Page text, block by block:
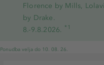
Florence by Mills,
by Drake.
8.-9.8.2026. *1
Ponudba velja do 10. 08. 26.